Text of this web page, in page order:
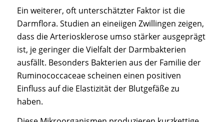
Ein weiterer, oft unterschätzter Faktor ist die
Darmflora. Studien an eineiigen Zwillingen zeigen,
dass die Arteriosklerose umso stärker ausgeprägt
ist, je geringer die Vielfalt der Darmbakterien
ausfällt. Besonders Bakterien aus der Familie der
Ruminococcaceae scheinen einen positiven
Einfluss auf die Elastizität der Blutgefäße zu
haben.